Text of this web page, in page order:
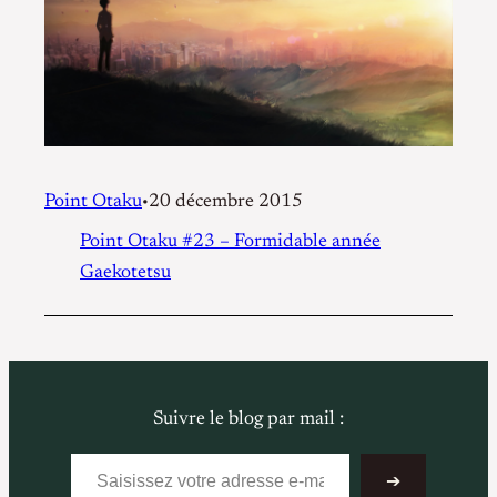
Point Otaku•20 décembre 2015
Point Otaku #23 – Formidable année
Gaekotetsu
Suivre le blog par mail :
Saisissez votre adresse e-mail…
➔